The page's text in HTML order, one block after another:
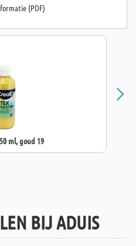
(PDF)
ml, goud 19
BIJ ADUIS